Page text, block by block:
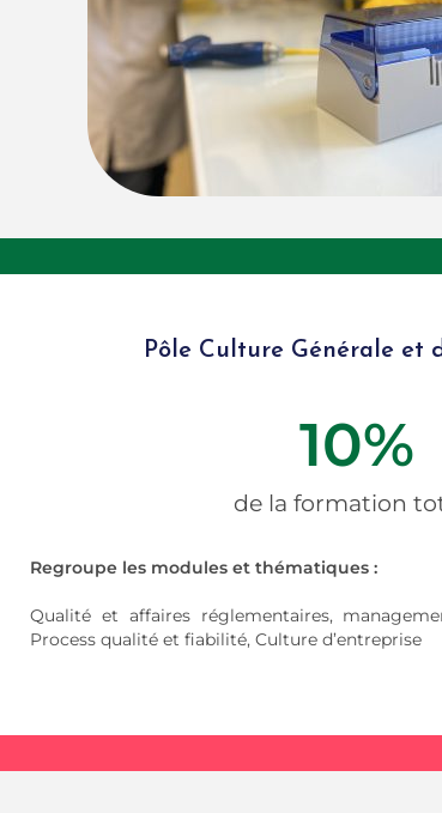
Pôle Culture Générale et
de la formation
10%
Regroupe les modules et thématiques :
Qualité et affaires réglementaires,
Process qualité et fiabilité, Culture d’entreprise